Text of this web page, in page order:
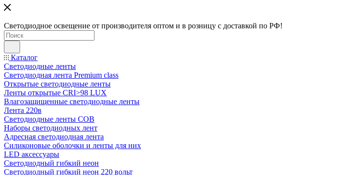
Светодиодное освещение от производителя оптом и в розницу с доставкой по РФ!
Каталог
Светодиодные ленты
Светодиодная лента Premium class
Открытые светодиодные ленты
Ленты открытые CRI>98 LUX
Влагозащищенные светодиодные ленты
Лента 220в
Светодиодные ленты COB
Наборы светодиодных лент
Адресная светодиодная лента
Силиконовые оболочки и ленты для них
LED аксессуары
Светодиодный гибкий неон
Светодиодный гибкий неон 220 вольт